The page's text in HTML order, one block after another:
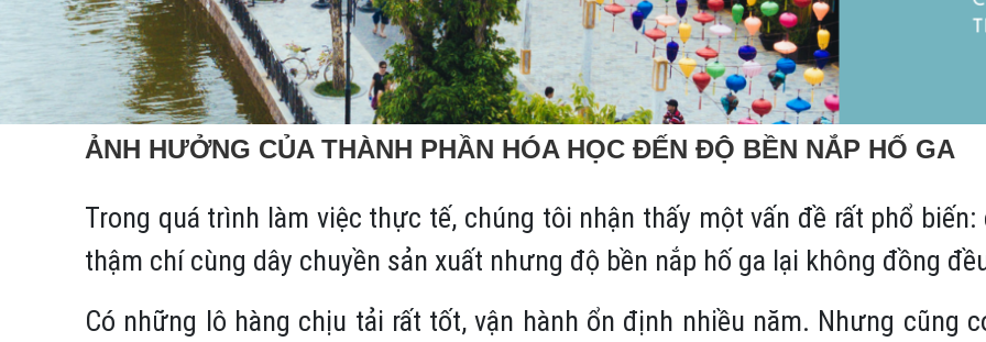
ẢNH HƯỞNG CỦA THÀNH PHẦN HÓA HỌC ĐẾN ĐỘ BỀN NẮP HỐ GA
Trong quá trình làm việc thực tế, chúng tôi nhận thấy một vấn đề rất phổ
thậm chí cùng dây chuyền sản xuất nhưng độ bền nắp hố ga lại không đồng
Có những lô hàng chịu tải rất tốt, vận hành ổn định nhiều năm. Nhưng cũng